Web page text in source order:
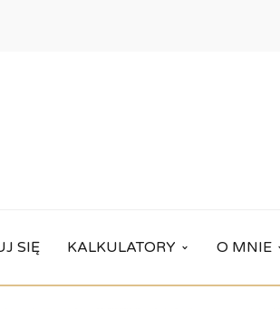
SIĘ KALKULATORY O MNIE